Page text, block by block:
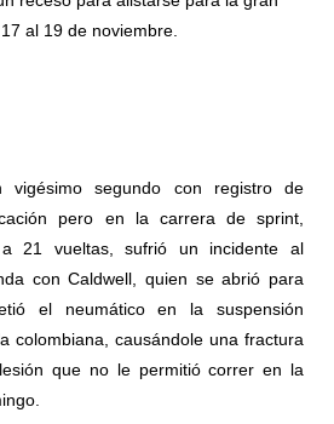
al 19 de noviembre.
vigésimo segundo con registro de
pero en la carrera de sprint,
21 vueltas, sufrió un incidente al
con Caldwell, quien se abrió para
el neumático en la suspensión
colombiana, causándole una fractura
que no le permitió correr en la